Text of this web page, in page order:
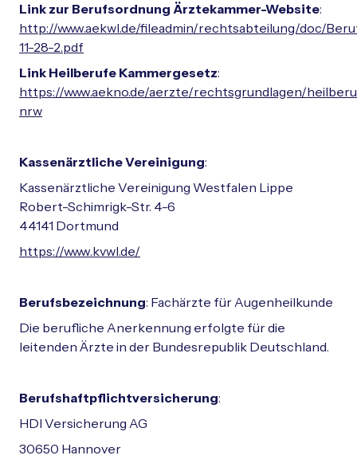
Link zur Berufsordnung Ärztekammer-Website:
http://www.aekwl.de/fileadmin/rechtsabteilung/doc/
11-28-2.pdf
Link Heilberufe Kammergesetz:
https://www.aekno.de/aerzte/rechtsgrundlagen/
nrw
Kassenärztliche Vereinigung:
Kassenärztliche Vereinigung Westfalen Lippe
Robert-Schimrigk-Str. 4-6
44141 Dortmund
https://www.kvwl.de/
Berufsbezeichnung: Fachärzte für Augenheilkunde
Die berufliche Anerkennung erfolgte für die
leitenden Ärzte in der Bundesrepublik Deutschland.
Berufshaftpflichtversicherung:
HDI Versicherung AG
30650 Hannover